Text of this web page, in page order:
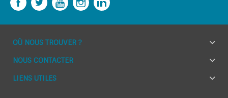
OÙ NOUS TROUVER ?
NOUS CONTACTER
LIENS UTILES